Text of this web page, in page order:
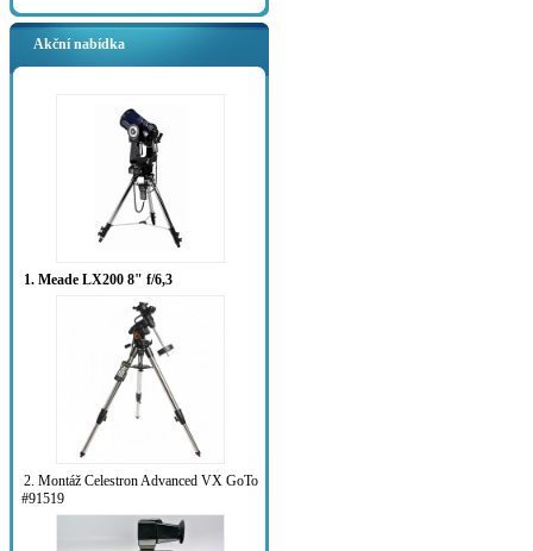
Akční nabídka
1. Meade LX200 8" f/6,3
2. Montáž Celestron Advanced VX GoTo
#91519